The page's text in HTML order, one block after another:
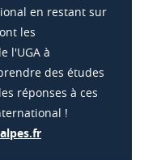
en restant sur
les
l'UGA à
des études
réponses à ces
!